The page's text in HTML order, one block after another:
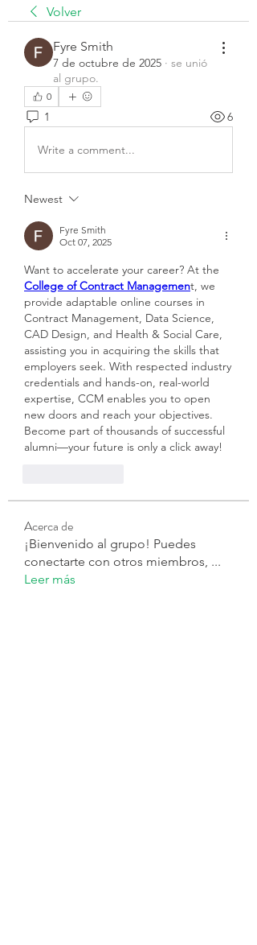
Volver
Fyre Smith
7 de octubre de 2025 · se unió
al grupo.
0
1 6
Write a comment...
Newest
Fyre Smith
Oct 07, 2025
College of Contract Management, we
provide adaptable online courses in
Contract Management, Data Science,
CAD Design, and Health & Social Care,
assisting you in acquiring the skills that
employers seek. With respected industry
credentials and hands-on, real-world
expertise, CCM enables you to open
new doors and reach your objectives.
Become part of thousands of successful
alumni—your future is only a click away!
Acerca de
¡Bienvenido al grupo! Puedes
conectarte con otros miembros, ...
Leer más